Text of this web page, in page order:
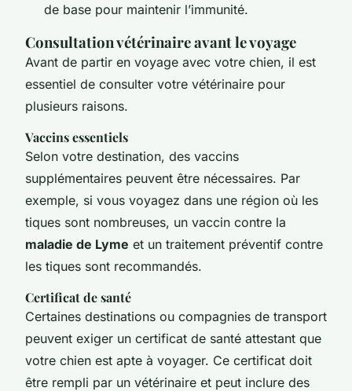
de base pour maintenir l’immunité.
Consultation vétérinaire avant le voyage
Avant de partir en voyage avec votre chien, il est
essentiel de consulter votre vétérinaire pour
plusieurs raisons.
Vaccins essentiels
Selon votre destination, des vaccins
supplémentaires peuvent être nécessaires. Par
exemple, si vous voyagez dans une région où les
tiques sont nombreuses, un vaccin contre la
maladie de Lyme et un traitement préventif contre
les tiques sont recommandés.
Certificat de santé
Certaines destinations ou compagnies de transport
peuvent exiger un certificat de santé attestant que
votre chien est apte à voyager. Ce certificat doit
être rempli par un vétérinaire et peut inclure des